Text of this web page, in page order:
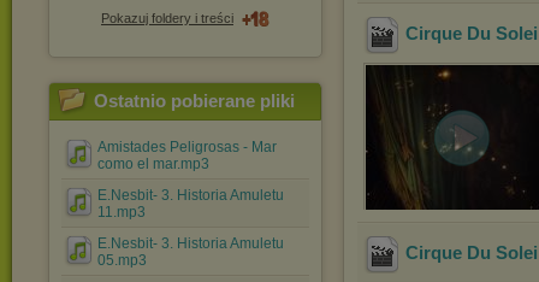
Pokazuj foldery i treści
Ostatnio pobierane pliki
Amistades Peligrosas - Mar
como el mar.mp3
E.Nesbit- 3. Historia Amuletu
11.mp3
E.Nesbit- 3. Historia Amuletu
05.mp3
Cirque Du
Cirque Du